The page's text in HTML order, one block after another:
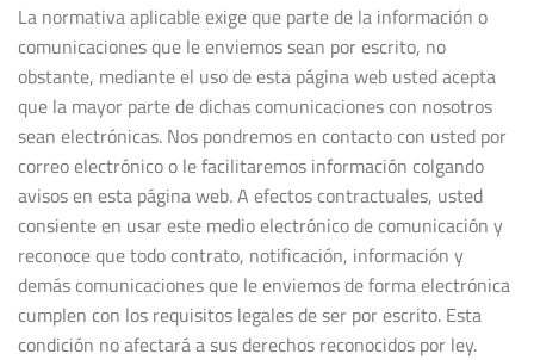
La normativa aplicable exige que parte de la información o
comunicaciones que le enviemos sean por escrito, no
obstante, mediante el uso de esta página web usted acepta
que la mayor parte de dichas comunicaciones con nosotros
sean electrónicas. Nos pondremos en contacto con usted por
correo electrónico o le facilitaremos información colgando
avisos en esta página web. A efectos contractuales, usted
consiente en usar este medio electrónico de comunicación y
reconoce que todo contrato, notificación, información y
demás comunicaciones que le enviemos de forma electrónica
cumplen con los requisitos legales de ser por escrito. Esta
condición no afectará a sus derechos reconocidos por ley.